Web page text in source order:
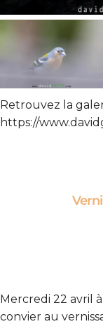
Retrouvez la
https://
Mercredi 22 avril
convier au